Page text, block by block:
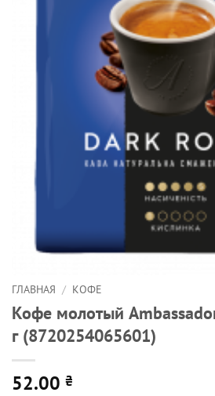
ГЛАВНАЯ / КОФЕ
Кофе молотый
г (8720254065601)
52.00 ₴